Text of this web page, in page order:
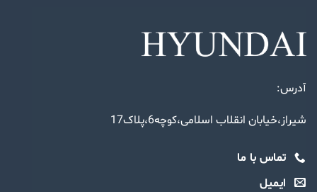
آدرس:
شیراز،خیابان انقلاب اسلامی،کوچه6،پلاک17
تماس با ما
ایمیل